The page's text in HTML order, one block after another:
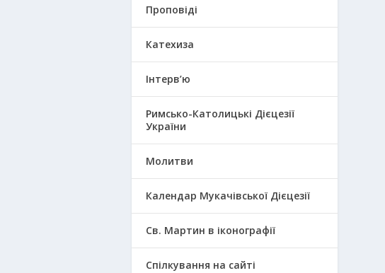
Проповіді
Катехиза
Інтерв’ю
Римсько-Католицькі Дієцезії
України
Молитви
Календар Мукачівської Дієцезії
Св. Мартин в іконографії
Спілкування на сайті